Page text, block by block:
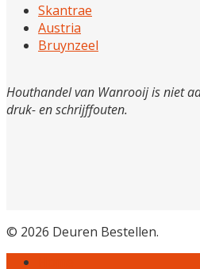
Skantrae
Austria
Bruynzeel
Houthandel van Wanrooij is niet
druk- en schrijffouten.
© 2026 Deuren Bestellen.